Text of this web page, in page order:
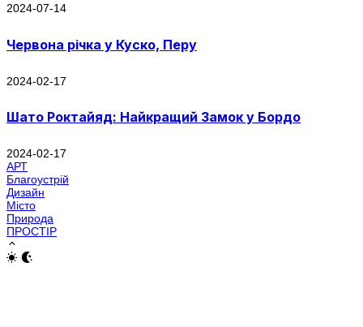
2024-07-14
Червона річка у Куско, Перу
2024-02-17
Шато Роктайяд: Найкращий Замок у Бордо
2024-02-17
АРТ
Благоустрій
Дизайн
Місто
Природа
ПРОСТІР